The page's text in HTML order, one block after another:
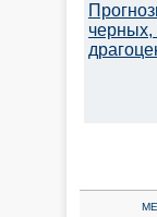
черных,